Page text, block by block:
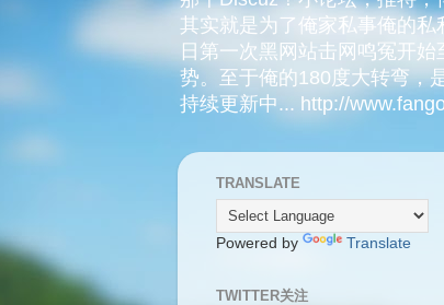
其实就是为了俺家私事俺的
日第一次黑网站击网鸣冤开
势。至于俺的180度大转弯，
持续更新中... http://
TRANSLATE
Powered by Translate
TWITTER关注